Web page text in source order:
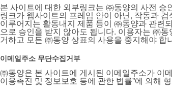
본 사이트에 대한 외부링크는 ㈜동양의 사전
링크가 웹사이트의 프레임 안이 아닌, 작동과
이루어지는 활동내지 제품 등이 ㈜동양과 관련
으로 승인을 받지 않아도 됩니다. 이용자는 ㈜
거하고 모든 ㈜동양 상표의 사용을 중지해야 합
이메일주소 무단수집거부
㈜동양은 본 사이트에 게시된 이메일주소가 이
이용촉진 및 정보보호 등에 관한 법률”에 의해